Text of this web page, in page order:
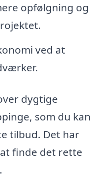
opfølgning og
ved at
dygtige
som du kan
tilbud. Det har
finde det rette